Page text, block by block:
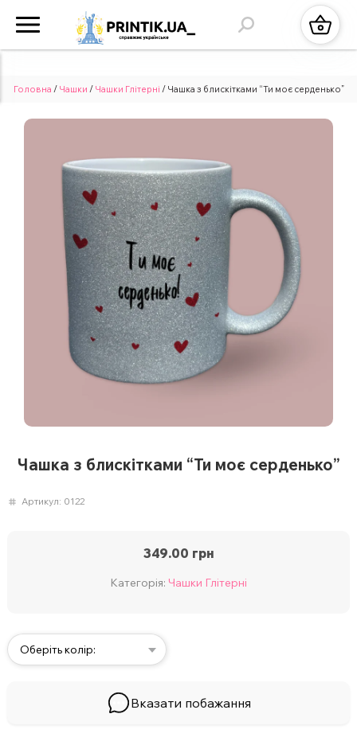
Головна / Чашки / Чашки Глітерні / Чашка з блискітками “Ти моє серденько”
Чашка з блискітками “Ти моє серденько”
Артикул: 0122
349.00 грн
Категорія: Чашки Глітерні
Оберіть колір:
Вказати побажання